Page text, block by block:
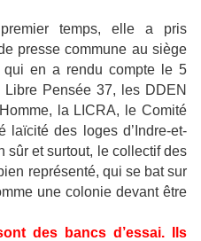
temps, elle a pris
presse commune au siège
en a rendu compte le 5
Pensée 37, les DDEN
la LICRA, le Comité
laïcité des loges d’Indre-et-
sûr et surtout, le collectif des
représenté, qui se bat sur
une colonie devant être
des bancs d’essai. Ils